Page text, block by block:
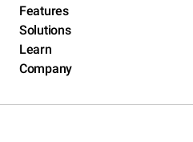
Features
Solutions
Learn
Company